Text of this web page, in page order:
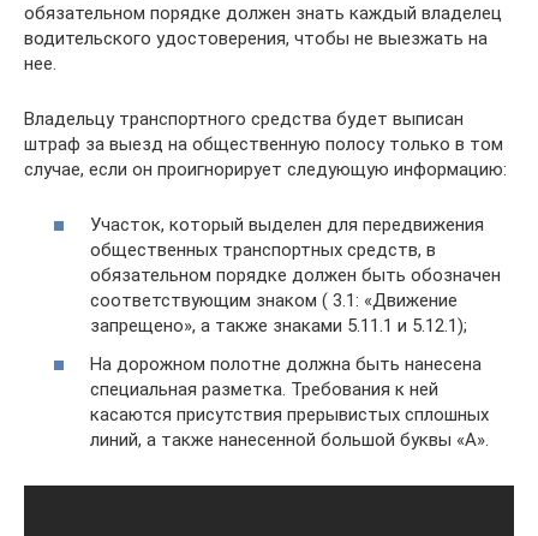
обязательном порядке должен знать каждый владелец
водительского удостоверения, чтобы не выезжать на
нее.
Владельцу транспортного средства будет выписан
штраф за выезд на общественную полосу только в том
случае, если он проигнорирует следующую информацию:
Участок, который выделен для передвижения
общественных транспортных средств, в
обязательном порядке должен быть обозначен
соответствующим знаком ( 3.1: «Движение
запрещено», а также знаками 5.11.1 и 5.12.1);
На дорожном полотне должна быть нанесена
специальная разметка. Требования к ней
касаются присутствия прерывистых сплошных
линий, а также нанесенной большой буквы «А».